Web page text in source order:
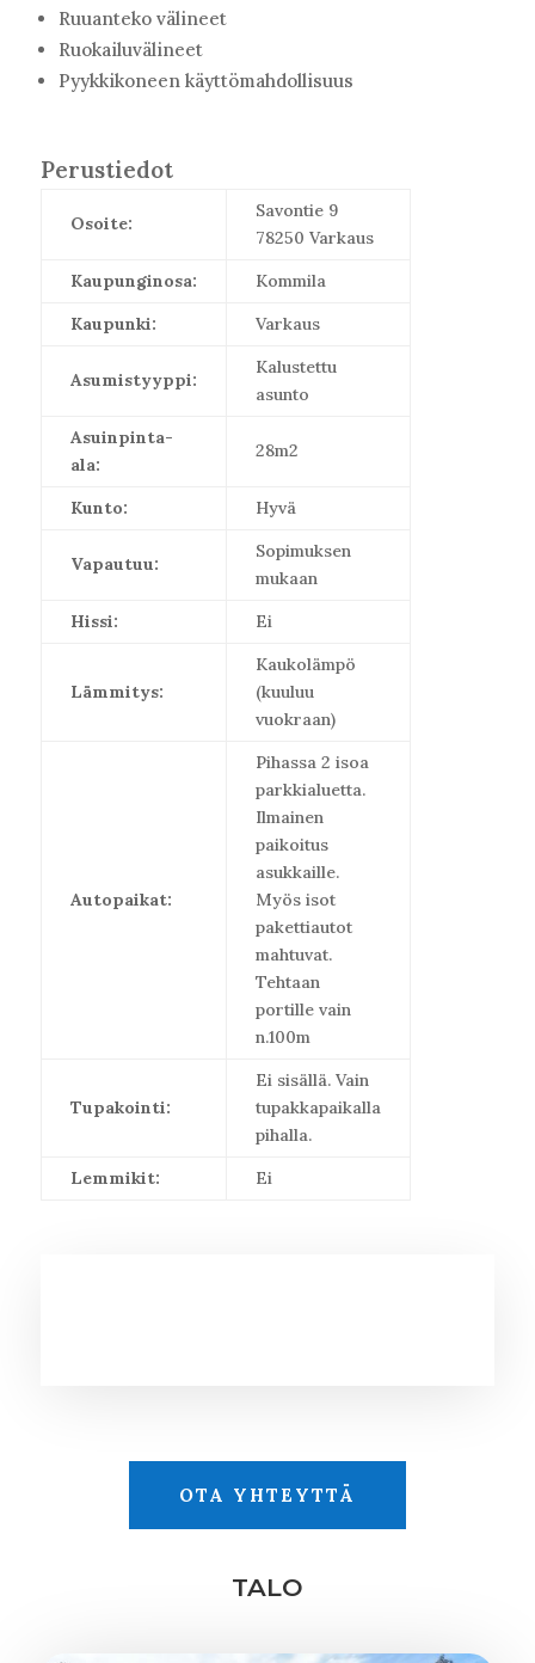
Ruuanteko välineet
Ruokailuvälineet
Pyykkikoneen käyttömahdollisuus
Perustiedot
Osoite:
Savontie 9
78250 Varkaus
Kaupunginosa:
Kommila
Kaupunki:
Varkaus
Asumistyyppi:
Kalustettu
asunto
Asuinpinta-
ala:
28m2
Kunto: Hyvä
Vapautuu:
Sopimuksen
mukaan
Hissi:
Ei
Lämmitys:
Kaukolämpö
(kuuluu
vuokraan)
Autopaikat:
Pihassa 2 isoa
parkkialuetta.
Ilmainen
paikoitus
asukkaille.
Myös isot
pakettiautot
mahtuvat.
Tehtaan
portille vain
n.100m
Tupakointi:
Ei sisällä. Vain
tupakkapaikalla
pihalla.
Lemmikit:
Ei
OTA YHTEYTTÄ
TALO